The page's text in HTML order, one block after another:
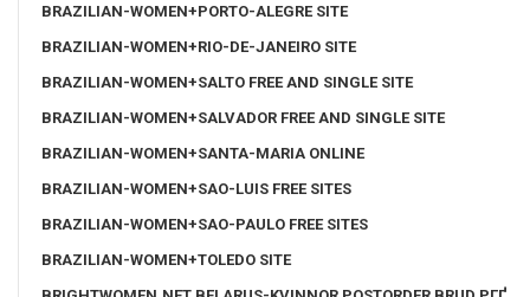
BRAZILIAN-WOMEN+PORTO-ALEGRE SITE
BRAZILIAN-WOMEN+RIO-DE-JANEIRO SITE
BRAZILIAN-WOMEN+SALTO FREE AND SINGLE SITE
BRAZILIAN-WOMEN+SALVADOR FREE AND SINGLE SITE
BRAZILIAN-WOMEN+SANTA-MARIA ONLINE
BRAZILIAN-WOMEN+SAO-LUIS FREE SITES
BRAZILIAN-WOMEN+SAO-PAULO FREE SITES
BRAZILIAN-WOMEN+TOLEDO SITE